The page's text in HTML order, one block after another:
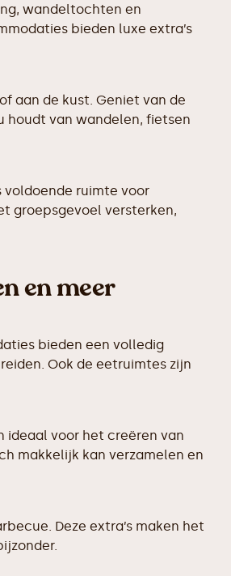
wandeltochten en
bieden luxe extra’s
aan de kust. Geniet van de
houdt van wandelen, fietsen
voldoende ruimte voor
groepsgevoel versterken,
en meer
bieden een volledig
Ook de eetruimtes zijn
ideaal voor het creëren van
makkelijk kan verzamelen en
Deze extra’s maken het